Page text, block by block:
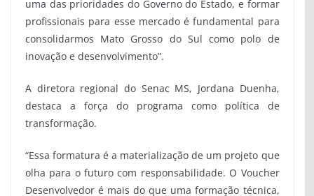
uma das prioridades do Governo do Estado, e formar
profissionais para esse mercado é fundamental para
consolidarmos Mato Grosso do Sul como polo de
inovação e desenvolvimento”.
A diretora regional do Senac MS, Jordana Duenha,
destaca a força do programa como política de
transformação.
“Essa formatura é a materialização de um projeto que
olha para o futuro com responsabilidade. O Voucher
Desenvolvedor é mais do que uma formação técnica,